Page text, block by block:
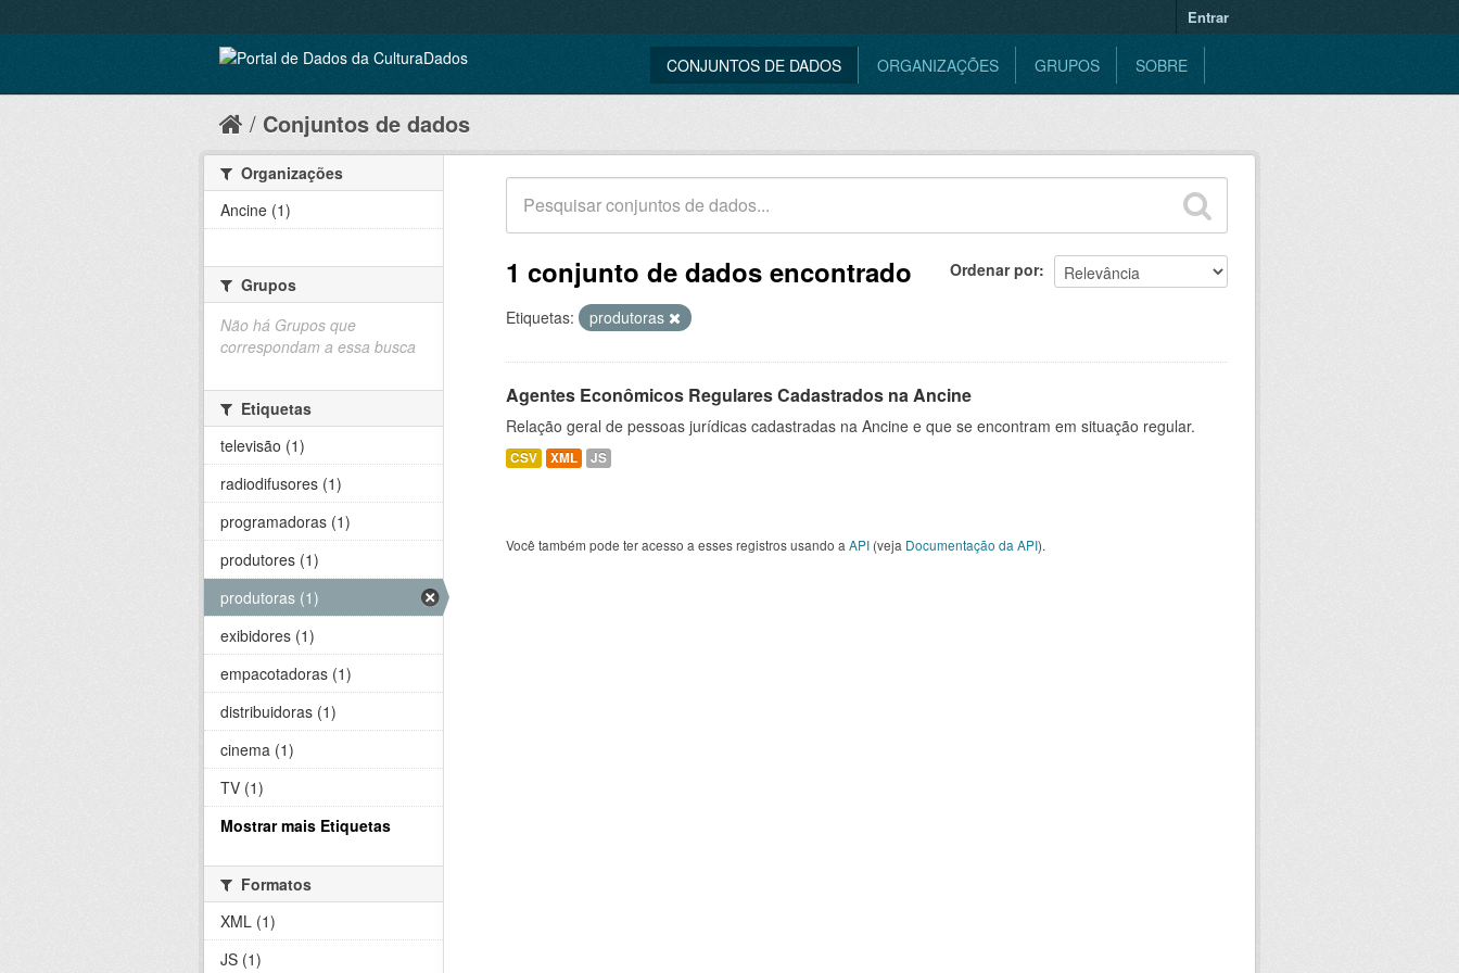
Entrar
CONJUNTOS DE DADOS ORGANIZAÇÕES GRUPOS SOBRE
Conjuntos de dados
Ordenar por
1 conjunto de dados encontrado
Etiquetas: produtoras
Agentes Econômicos Regulares Cadastrados na Ancine
Relação geral de pessoas jurídicas cadastradas na Ancine e que se encontram em situação regular.
CSV XML JS
Você também pode ter acesso a esses registros usando a API (veja Documentação da API).
Organizações
Ancine (1)
Grupos
Não há Grupos que
correspondam a essa busca
Etiquetas
televisão (1)
radiodifusores (1)
programadoras (1)
produtores (1)
produtoras (1)
exibidores (1)
empacotadoras (1)
distribuidoras (1)
cinema (1)
TV (1)
Mostrar mais Etiquetas
Formatos
XML (1)
JS (1)